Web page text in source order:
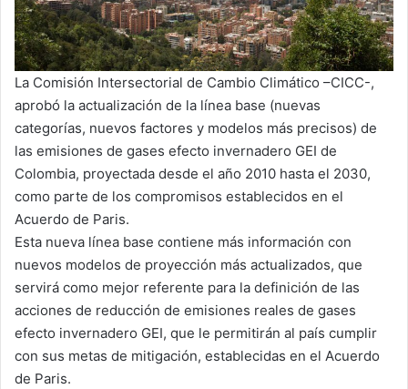
La Comisión Intersectorial de Cambio Climático –CICC-,
aprobó la actualización de la línea base (nuevas
categorías, nuevos factores y modelos más precisos) de
las emisiones de gases efecto invernadero GEI de
Colombia, proyectada desde el año 2010 hasta el 2030,
como parte de los compromisos establecidos en el
Acuerdo de Paris.
Esta nueva línea base contiene más información con
nuevos modelos de proyección más actualizados, que
servirá como mejor referente para la definición de las
acciones de reducción de emisiones reales de gases
efecto invernadero GEI, que le permitirán al país cumplir
con sus metas de mitigación, establecidas en el Acuerdo
de Paris.